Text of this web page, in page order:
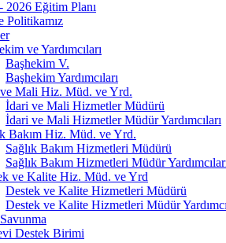
2026 Eğitim Planı
Politikamız
ve Yardımcıları
Başhekim V.
Başhekim Yardımcıları
Mali Hiz. Müd. ve Yrd.
İdari ve Mali Hizmetler Müdürü
İdari ve Mali Hizmetler Müdür Yardımcıları
Bakım Hiz. Müd. ve Yrd.
Sağlık Bakım Hizmetleri Müdürü
Sağlık Bakım Hizmetleri Müdür
ve Kalite Hiz. Müd. ve Yrd
Destek ve Kalite Hizmetleri Müdürü
Destek ve Kalite Hizmetleri Müdür
Destek Birimi